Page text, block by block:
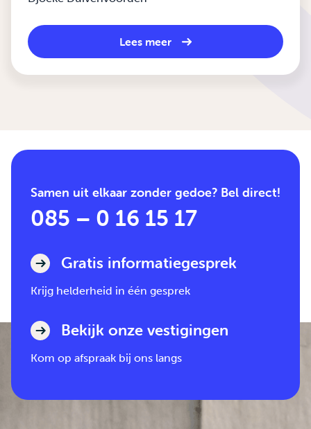
Lees meer
Samen uit elkaar zonder gedoe? Bel direct!
085 – 0 16 15 17
Gratis informatiegesprek
Krijg helderheid in één gesprek
Bekijk onze vestigingen
Kom op afspraak bij ons langs